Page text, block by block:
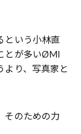
という小林直
とが多いØMI
より、写真家と
そのための力